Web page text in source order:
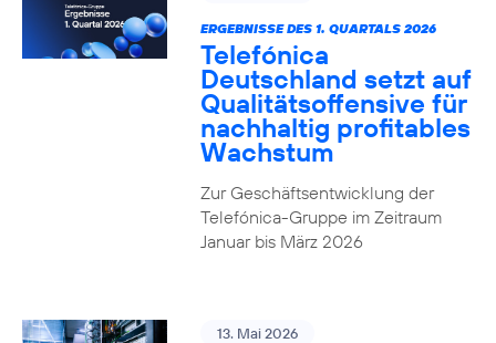
ERGEBNISSE DES 1. QUARTALS 2026
Telefónica
Deutschland setzt auf
Qualitätsoffensive für
nachhaltig profitables
Wachstum
Zur Geschäftsentwicklung der
Telefónica-Gruppe im Zeitraum
Januar bis März 2026
13. Mai 2026